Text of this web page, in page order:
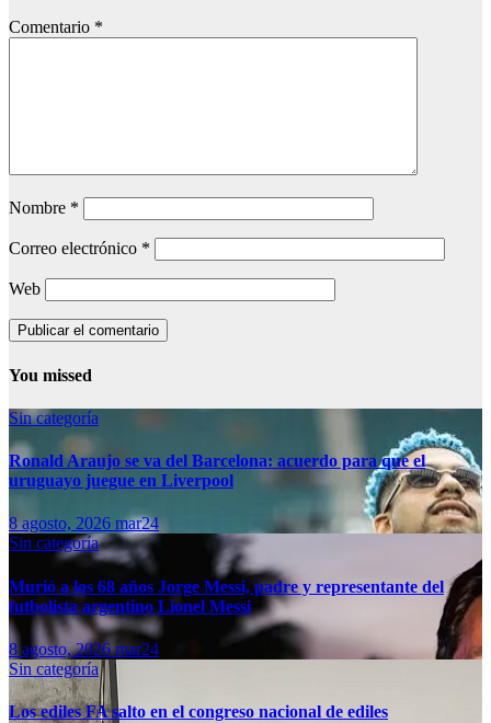
Comentario *
Nombre *
Correo electrónico *
Web
You missed
Sin categoría
Ronald Araujo se va del Barcelona: acuerdo para que el
uruguayo juegue en Liverpool
8 agosto, 2026 mar24
Sin categoría
Murió a los 68 años Jorge Messi, padre y representante del
futbolista argentino Lionel Messi
8 agosto, 2026mar24
Sin categoría
Los ediles FA salto en el congreso nacional de ediles